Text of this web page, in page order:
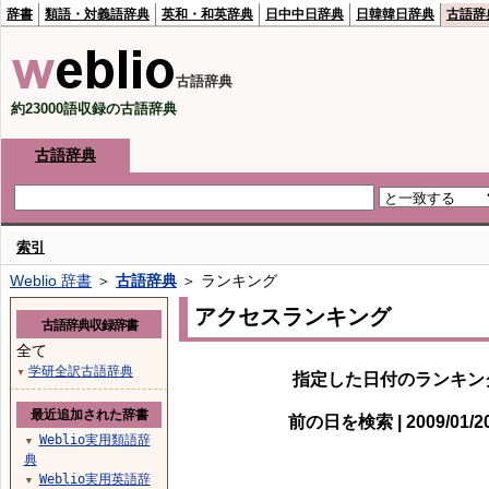
辞書 類語・対義語辞典 英和・和英辞典 日中中日辞典 日韓韓日辞典 古語辞
古語辞典
約23000語収録の古語辞典
古語辞典
索引
Weblio 辞書 ＞ 古語辞典 ＞ ランキング
アクセスランキング
指定した日付のランキ
前の日を検索 | 2009/01/
古語辞典収録辞書
全て
▼ 学研全訳古語辞典
最近追加された辞書
▼
Weblio実用類語辞
典
▼ Weblio実用英語辞